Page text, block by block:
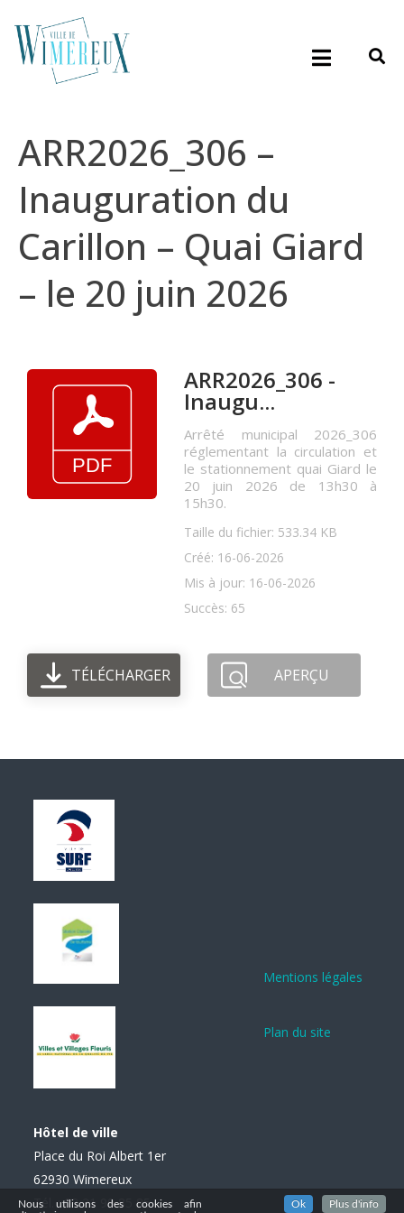
ARR2026_306 –
Inauguration du
Carillon – Quai Giard
– le 20 juin 2026
ARR2026_306 -
Inaugu...
Arrêté municipal 2026_306
réglementant la circulation et
le stationnement quai Giard le
20 juin 2026 de 13h30 à
15h30.
Taille du fichier: 533.34 KB
Créé: 16-06-2026
Mis à jour: 16-06-2026
Succès: 65
TÉLÉCHARGER APERÇU
Hôtel de ville
Place du Roi Albert 1er
62930 Wimereux
Tél. : 03 21 99 85 85
Mentions légales
Plan du site
Nous utilisons des cookies afin
Ok Plus d'info